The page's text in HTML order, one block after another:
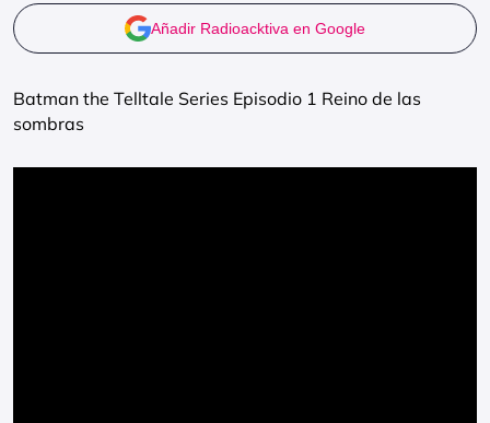
Añadir Radioacktiva en Google
Batman the Telltale Series Episodio 1 Reino de las
sombras